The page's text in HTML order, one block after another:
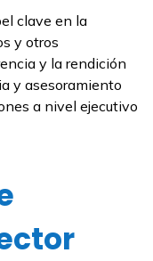
clave en la
y otros
y la rendición
y asesoramiento
a nivel ejecutivo